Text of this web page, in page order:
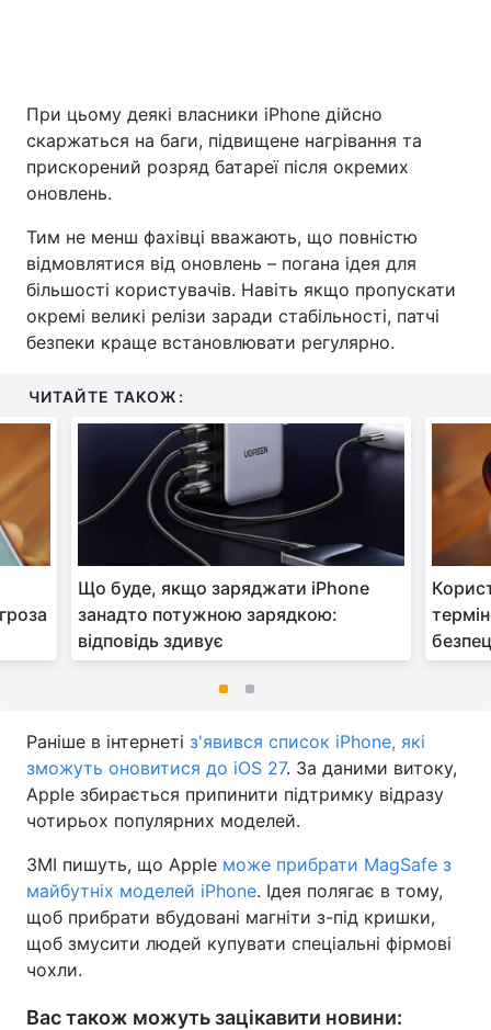
При цьому деякі власники iPhone дійсно
скаржаться на баги, підвищене нагрівання та
прискорений розряд батареї після окремих
оновлень.
Тим не менш фахівці вважають, що повністю
відмовлятися від оновлень – погана ідея для
більшості користувачів. Навіть якщо пропускати
окремі великі релізи заради стабільності, патчі
безпеки краще встановлювати регулярно.
ЧИТАЙТЕ ТАКОЖ:
Що буде, якщо заряджати iPhone
занадто потужною зарядкою:
відповідь здивує
Раніше в інтернеті з'явився список iPhone, які
зможуть оновитися до iOS 27. За даними витоку,
Apple збирається припинити підтримку відразу
чотирьох популярних моделей.
ЗМІ пишуть, що Apple може прибрати MagSafe з
майбутніх моделей iPhone. Ідея полягає в тому,
щоб прибрати вбудовані магніти з-під кришки,
щоб змусити людей купувати спеціальні фірмові
чохли.
Вас також можуть зацікавити новини: